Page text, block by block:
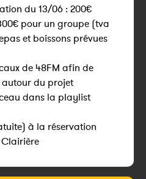
du 13/06 : 200€
pour un groupe (tva
et boissons prévues
de 48FM afin de
autour du projet
dans la playlist
à la réservation
Clairière